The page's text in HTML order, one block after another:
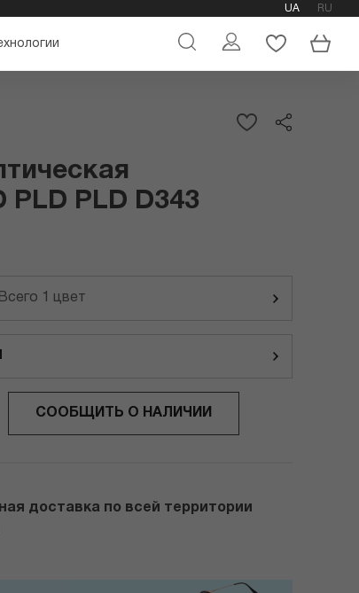
UA RU
PLD PLD D343
Всего 1 цвет
СООБЩИТЬ О НАЛИЧИИ
доставка по всей территории